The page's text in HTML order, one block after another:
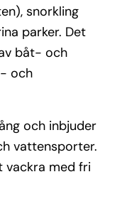
snorkling
parker. Det
båt- och
och
och inbjuder
vattensporter.
vackra med fri